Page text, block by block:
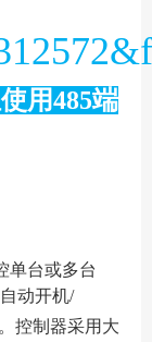
用485端
单台或多台
动开机/
控制器采用大